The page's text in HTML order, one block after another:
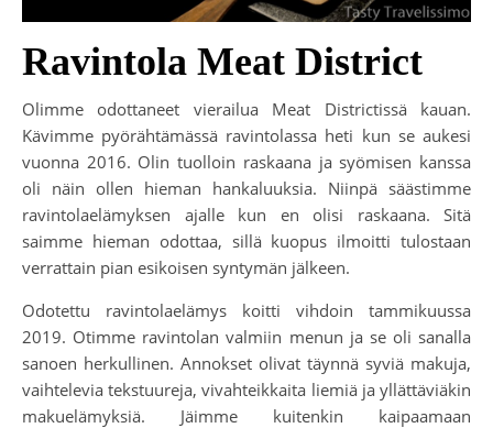
Ravintola Meat District
Olimme odottaneet vierailua Meat Districtissä kauan.
Kävimme pyörähtämässä ravintolassa heti kun se aukesi
vuonna 2016. Olin tuolloin raskaana ja syömisen kanssa
oli näin ollen hieman hankaluuksia. Niinpä säästimme
ravintolaelämyksen ajalle kun en olisi raskaana. Sitä
saimme hieman odottaa, sillä kuopus ilmoitti tulostaan
verrattain pian esikoisen syntymän jälkeen.
Odotettu ravintolaelämys koitti vihdoin tammikuussa
2019. Otimme ravintolan valmiin menun ja se oli sanalla
sanoen herkullinen. Annokset olivat täynnä syviä makuja,
vaihtelevia tekstuureja, vivahteikkaita liemiä ja yllättäviäkin
makuelämyksiä. Jäimme kuitenkin kaipaamaan